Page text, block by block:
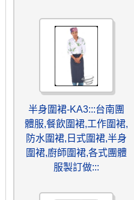
半身圍裙-KA3:::台南團
體服,餐飲圍裙,工作圍裙,
防水圍裙,日式圍裙,半身
圍裙,廚師圍裙,各式團體
服製訂做:::